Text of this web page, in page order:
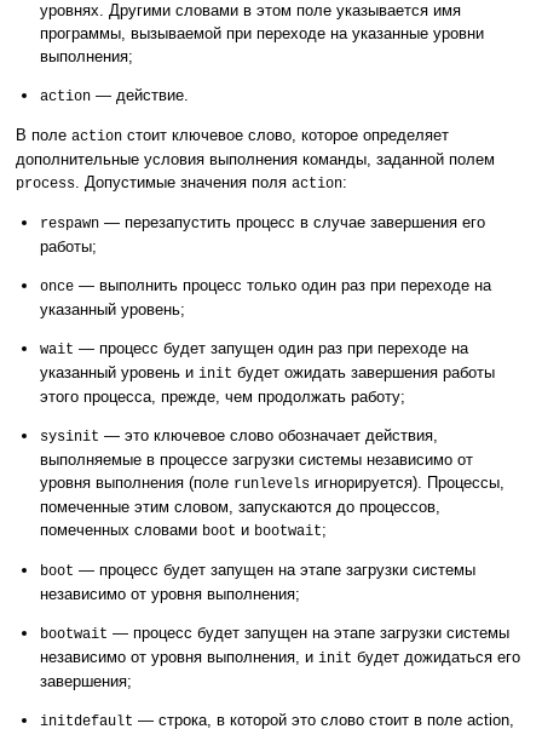
уровнях. Другими словами в этом поле указывается имя
программы, вызываемой при переходе на указанные уровни
выполнения;
action — действие.
В поле action стоит ключевое слово, которое определяет
дополнительные условия выполнения команды, заданной полем
process. Допустимые значения поля action:
respawn — перезапустить процесс в случае завершения его
работы;
once — выполнить процесс только один раз при переходе на
указанный уровень;
wait — процесс будет запущен один раз при переходе на
указанный уровень и init будет ожидать завершения работы
этого процесса, прежде, чем продолжать работу;
sysinit — это ключевое слово обозначает действия,
выполняемые в процессе загрузки системы независимо от
уровня выполнения (поле runlevels игнорируется). Процессы,
помеченные этим словом, запускаются до процессов,
помеченных словами boot и bootwait;
boot — процесс будет запущен на этапе загрузки системы
независимо от уровня выполнения;
bootwait — процесс будет запущен на этапе загрузки системы
независимо от уровня выполнения, и init будет дожидаться его
завершения;
initdefault — строка, в которой это слово стоит в поле action,